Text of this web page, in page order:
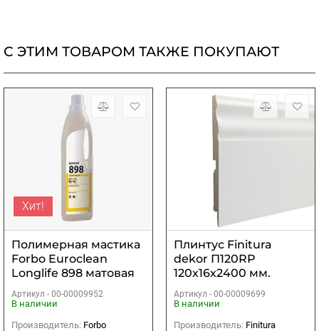
С ЭТИМ ТОВАРОМ ТАКЖЕ ПОКУПАЮТ
Хит!
Полимерная мастика
Forbo Euroclean
Longlife 898 матовая
0,75 кг
Артикул - 00-00009952
В наличии
Производитель: Forbo
Плинтус Finitura
dekor П120RP
120х16х2400 мм.
Артикул - 00-00009699
В наличии
Производитель: Finitura